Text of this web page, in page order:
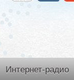
Интернет-радио